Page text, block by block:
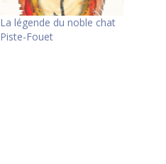
La légende du noble chat
Piste-Fouet